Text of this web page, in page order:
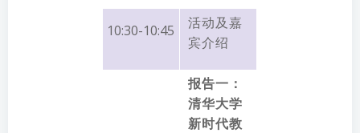
10:30-10:45
活动及嘉
宾介绍
报告一：
清华大学
新时代教